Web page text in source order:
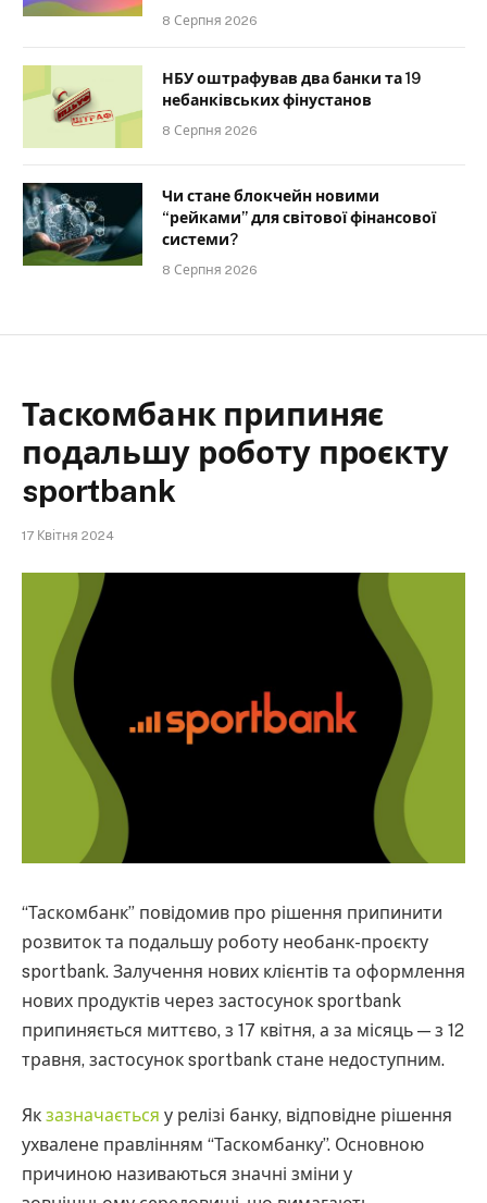
8 Серпня 2026
НБУ оштрафував два банки та 19
небанківських фінустанов
8 Серпня 2026
Чи стане блокчейн новими
“рейками” для світової фінансової
системи?
8 Серпня 2026
Таскомбанк припиняє
подальшу роботу проєкту
sportbank
17 Квітня 2024
“Таскомбанк” повідомив про рішення припинити
розвиток та подальшу роботу необанк-проєкту
sportbank. Залучення нових клієнтів та оформлення
нових продуктів через застосунок sportbank
припиняється миттєво, з 17 квітня, а за місяць — з 12
травня, застосунок sportbank стане недоступним.
Як зазначається у релізі банку, відповідне рішення
ухвалене правлінням “Таскомбанку”. Основною
причиною називаються значні зміни у